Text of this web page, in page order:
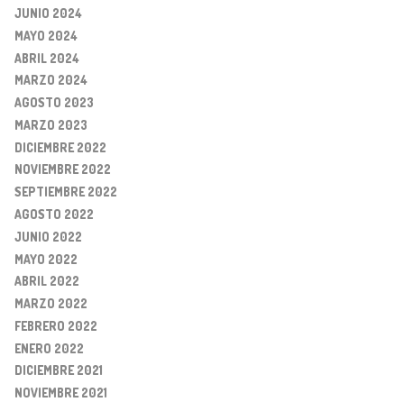
JUNIO 2024
MAYO 2024
ABRIL 2024
MARZO 2024
AGOSTO 2023
MARZO 2023
DICIEMBRE 2022
NOVIEMBRE 2022
SEPTIEMBRE 2022
AGOSTO 2022
JUNIO 2022
MAYO 2022
ABRIL 2022
MARZO 2022
FEBRERO 2022
ENERO 2022
DICIEMBRE 2021
NOVIEMBRE 2021